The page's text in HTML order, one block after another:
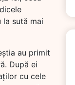
sută mai
au primit
După ei
cu cele